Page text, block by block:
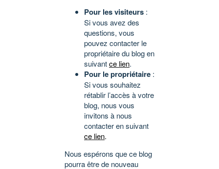
Pour les visiteurs :
Si vous avez des
questions, vous
pouvez contacter le
propriétaire du blog en
suivantce lien.
Pour le propriétaire :
Si vous souhaitez
rétablir l’accès à votre
blog, nous vous
invitons à nous
contacter en suivant
ce lien.
Nous espérons que ce blog
pourra être de nouveau